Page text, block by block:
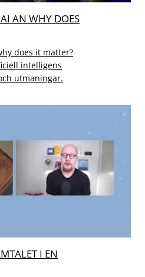
AN WHY DOES
does it matter?
intelligens
utmaningar.
I EN